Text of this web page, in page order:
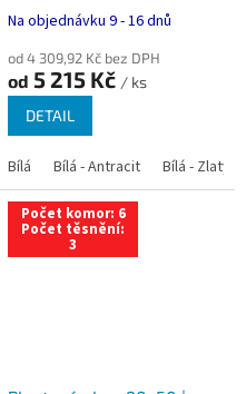
Bílá - Tmavý dub Bílá -
Na objednávku 9 - 16 dnů
od 4 309,92 Kč bez DPH
od 5 215 Kč / ks
DETAIL
Bílá Bílá - Antracit Bílá - Zlatý
Počet komor: 6
Počet těsnění:
3